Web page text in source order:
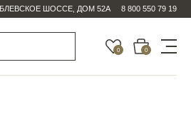
ШОССЕ, ДОМ 52А 8 800 550 79 19
0 0